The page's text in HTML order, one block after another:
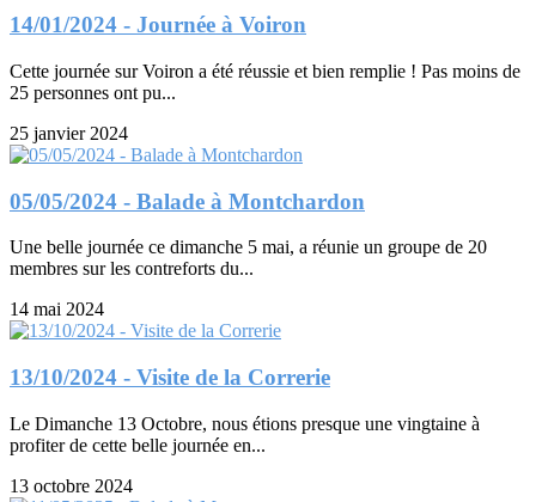
14/01/2024 - Journée à Voiron
Cette journée sur Voiron a été réussie et bien remplie ! Pas moins de
25 personnes ont pu...
25 janvier 2024
05/05/2024 - Balade à Montchardon
Une belle journée ce dimanche 5 mai, a réunie un groupe de 20
membres sur les contreforts du...
14 mai 2024
13/10/2024 - Visite de la Correrie
Le Dimanche 13 Octobre, nous étions presque une vingtaine à
profiter de cette belle journée en...
13 octobre 2024